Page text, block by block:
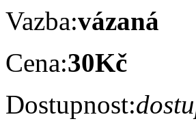
Vazba:vázaná
Cena:30Kč
Dostupnost: